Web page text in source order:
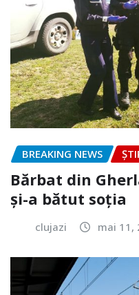
BREAKING NEWS
Bărbat din
și-a bătut soția
clujazi mai 11,